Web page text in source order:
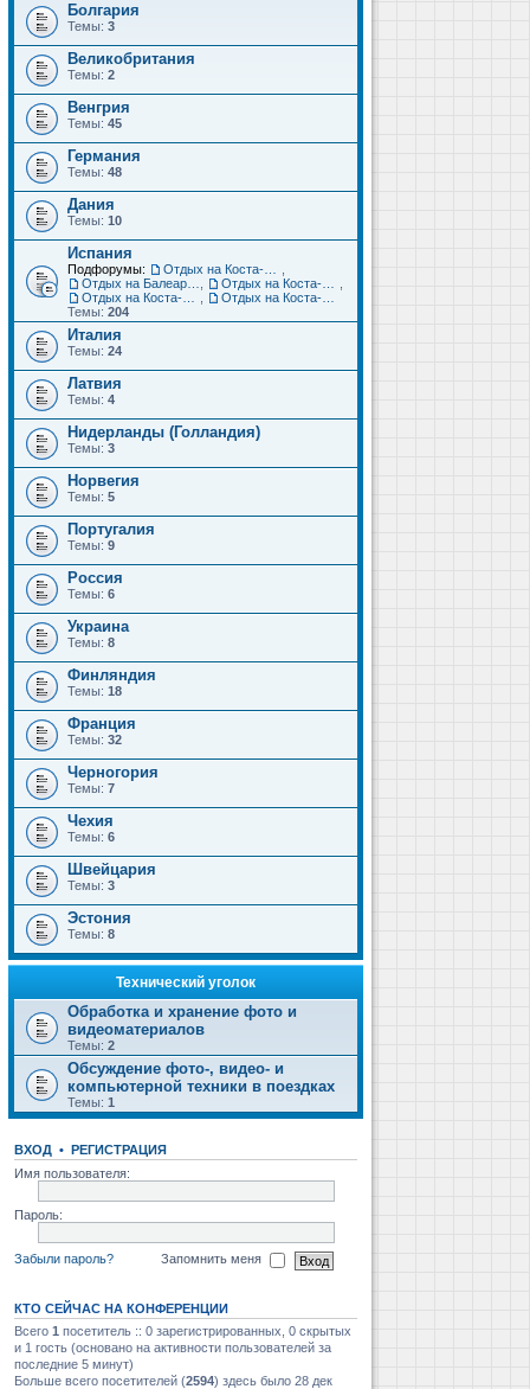
Болгария
Темы: 3
Великобритания
Темы: 2
Венгрия
Темы: 45
Германия
Темы: 48
Дания
Темы: 10
Испания
Подфорумы:
Темы: 204
Италия
Темы: 24
Латвия
Темы: 4
Нидерланды (Голландия)
Темы: 3
Норвегия
Темы: 5
Португалия
Темы: 9
Россия
Темы: 6
Украина
Темы: 8
Финляндия
Темы: 18
Франция
Темы: 32
Черногория
Темы: 7
Чехия
Темы: 6
Швейцария
Темы: 3
Эстония
Темы: 8
Технический уголок
Обработка и хранение фото и
видеоматериалов
Темы: 2
Обсуждение фото-, видео- и
компьютерной техники в поездках
Темы: 1
ВХОД • РЕГИСТРАЦИЯ
Имя пользователя:
Пароль:
Забыли пароль? Запомнить меня
КТО СЕЙЧАС НА КОНФЕРЕНЦИИ
Всего 1 посетитель :: 0 зарегистрированных, 0 скрытых
и 1 гость (основано на активности пользователей за
последние 5 минут)
Больше всего посетителей (2594) здесь было 28 дек